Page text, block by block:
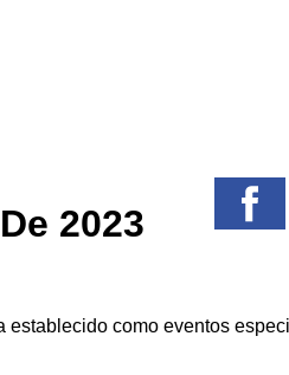
2023
como eventos